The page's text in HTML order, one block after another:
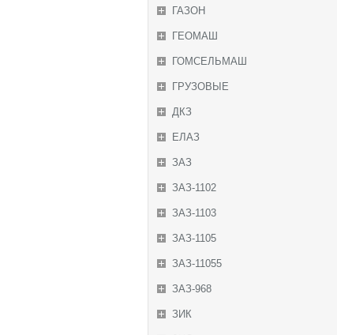
ГАЗОН
ГЕОМАШ
ГОМСЕЛЬМАШ
ГРУЗОВЫЕ
ДКЗ
ЕЛАЗ
ЗАЗ
ЗАЗ-1102
ЗАЗ-1103
ЗАЗ-1105
ЗАЗ-11055
ЗАЗ-968
ЗИК